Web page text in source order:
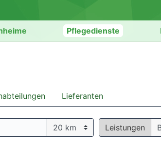
Pflegedienste
Lieferanten
Leistungen